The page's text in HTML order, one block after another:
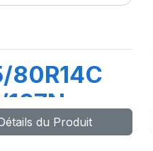
80R14C
X
du Produit